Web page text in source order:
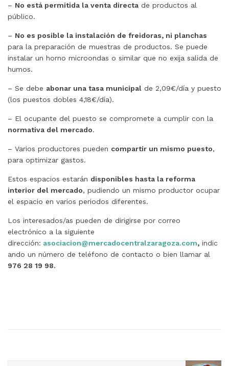
– No está permitida la venta directa de productos al
público.
– No es posible la instalación de freidoras, ni planchas
para la preparación de muestras de productos. Se puede
instalar un horno microondas o similar que no exija salida de
humos.
– Se debe abonar una tasa municipal de 2,09€/día y puesto
(los puestos dobles 4,18€/día).
– El ocupante del puesto se compromete a cumplir con la
normativa del mercado.
– Varios productores pueden compartir un mismo puesto,
para optimizar gastos.
Estos espacios estarán disponibles hasta la reforma
interior del mercado, pudiendo un mismo productor ocupar
el espacio en varios periodos diferentes.
Los interesados/as pueden de dirigirse por correo
electrónico a la siguiente
dirección: asociacion@mercadocentralzaragoza.com, indic
ando un número de teléfono de contacto o bien llamar al
976 28 19 98.